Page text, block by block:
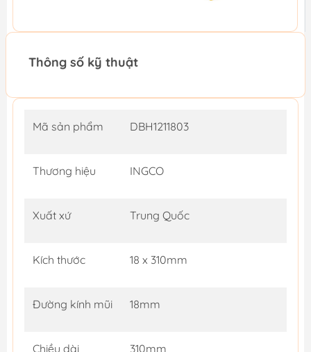
Thông số kỹ thuật
Mã sản phẩm DBH1211803
Thương hiệu INGCO
Xuất xứ Trung Quốc
Kích thước 18 x 310mm
Đường kính mũi 18mm
Chiều dài 310mm